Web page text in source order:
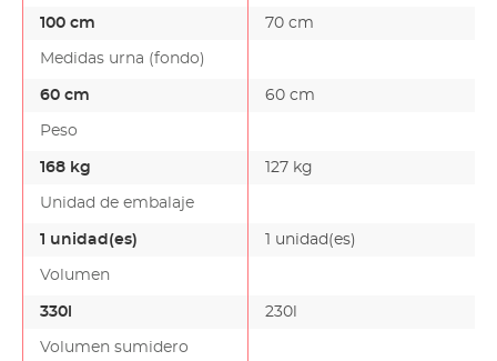
100 cm 70 cm
Medidas urna (fondo)
60 cm 60 cm
Peso
168 kg 127 kg
Unidad de embalaje
1 unidad(es) 1 unidad(es)
Volumen
330l 230l
Volumen sumidero